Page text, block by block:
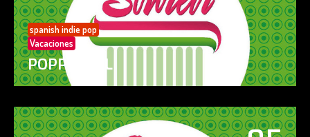
spanish indie pop
Vacaciones
POPPY GIRL